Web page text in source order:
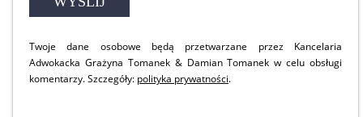
Twoje dane osobowe będą przetwarzane przez Kancelaria
Adwokacka Grażyna Tomanek & Damian Tomanek w celu obsługi
komentarzy. Szczegóły: polityka prywatności.